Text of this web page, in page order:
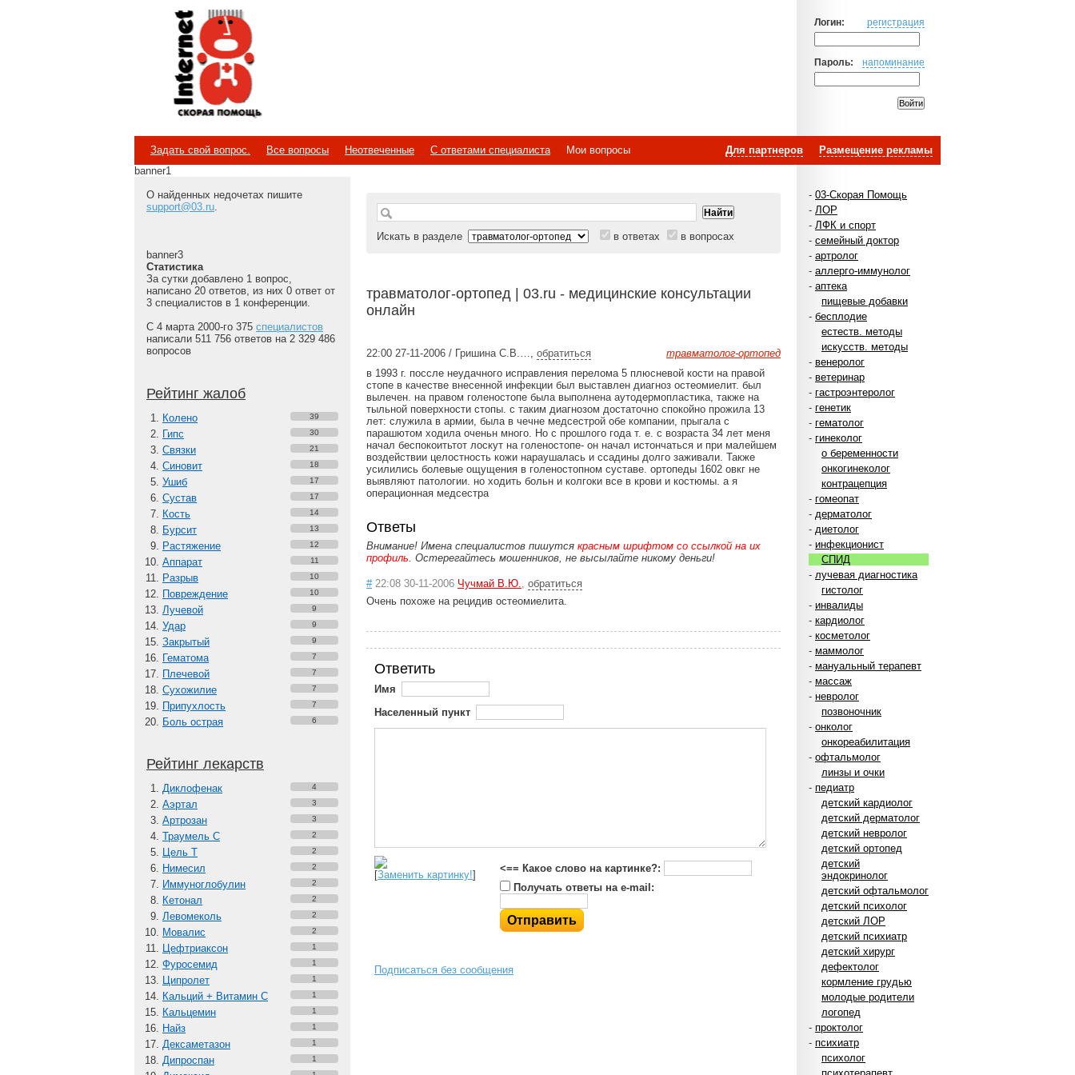
Логин: регистрация
Пароль: напоминание
Internet
Скорая помощь
Размещение рекламы
Для партнеров
Задать свой вопрос. Все вопросы Неотвеченные С ответами специалиста
Мои вопросы
banner1
- 03-Скорая Помощь
- ЛОР
- ЛФК и спорт
- семейный доктор
- артролог
- аллерго-иммунолог
- аптека
пищевые добавки
- бесплодие
естеств. методы
искусств. методы
- венеролог
- ветеринар
- гастроэнтеролог
- генетик
- гематолог
- гинеколог
о беременности
онкогинеколог
контрацепция
- гомеопат
- дерматолог
- диетолог
- инфекционист
СПИД
- лучевая диагностика
гистолог
- инвалиды
- кардиолог
- косметолог
- маммолог
- мануальный терапевт
- массаж
- невролог
позвоночник
- онколог
онкореабилитация
- офтальмолог
линзы и очки
- педиатр
детский кардиолог
детский дерматолог
детский невролог
детский ортопед
детский
эндокринолог
детский офтальмолог
детский психолог
детский ЛОР
детский психиатр
детский хирург
дефектолог
кормление грудью
молодые родители
логопед
- проктолог
- психиатр
психолог
О найденных недочетах пишите
support@03.ru.
banner3
Статистика
За сутки добавлено 1 вопрос,
написано 20 ответов, из них 0 ответ от
3 специалистов в 1 конференции.
С 4 марта 2000-го 375 специалистов
написали 511 756 ответов на 2 329 486
вопросов
Рейтинг жалоб
Колено 39
Гипс 30
Связки 21
Синовит 18
Ушиб 17
Сустав 17
Кость 14
Бурсит 13
Растяжение 12
Аппарат 11
Разрыв 10
Повреждение 10
Лучевой 9
Удар 9
Закрытый 9
Гематома 7
Плечевой 7
Сухожилие 7
Припухлость 7
Боль острая 6
Рейтинг лекарств
Диклофенак 4
Аэртал 3
Артрозан 3
Траумель С 2
Цель Т 2
Нимесил 2
Иммуноглобулин 2
Кетонал 2
Левомеколь 2
Мовалис 2
Цефтриаксон 1
Фуросемид 1
Ципролет 1
Кальций + Витамин C 1
Кальцемин 1
Найз 1
Дексаметазон 1
Дипроспан 1
Искать в разделе в ответах в вопросах
травматолог-ортопед | 03.ru - медицинские консультации
онлайн
травматолог-ортопед
22:00 27-11-2006 / Гришина С.В.…, обратиться
в 1993 г. поссле неудачного исправления перелома 5 плюсневой кости на правой
стопе в качестве внесенной инфекции был выставлен диагноз остеомиелит. был
вылечен. на правом голеностопе была выполнена аутодермопластика, также на
тыльной поверхности стопы. с таким диагнозом достаточно спокойно прожила 13
лет: служила в армии, была в чечне медсестрой обе компании, прыгала с
парашютом ходила оченьн много. Но с прошлого года т. е. с возраста 34 лет меня
начал беспокоитьтот лоскут на голеностопе- он начал истончаться и при малейшем
воздействии целостность кожи нараушалась и ссадины долго заживали. Также
усилились болевые ощущения в голеностопном суставе. ортопеды 1602 овкг не
выявляют патологии. но ходить больн и колгоки все в крови и костюмы. а я
операционная медсестра
Ответы
Внимание! Имена специалистов пишутся красным шрифтом со ссылкой на их
профиль. Остерегайтесь мошенников, не высылайте никому деньги!
#22:08 30-11-2006 Чучмай В.Ю., обратиться
Очень похоже на рецидив остеомиелита.
Ответить
Имя
Населенный пункт
[Заменить картинку!]
<== Какое слово на картинке?:
Получать ответы на e-mail:
Подписаться без сообщения